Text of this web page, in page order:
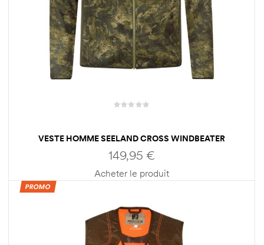
VESTE HOMME SEELAND CROSS WINDBEATER
149,95 €
Acheter le produit
PROMO